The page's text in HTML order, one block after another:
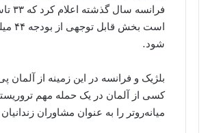
شود.
بلژیک و فرانسه در این زمینه از
کسی از آلمان در یک حمله مهم
میانه‌روتر را به عنوان مشاوران